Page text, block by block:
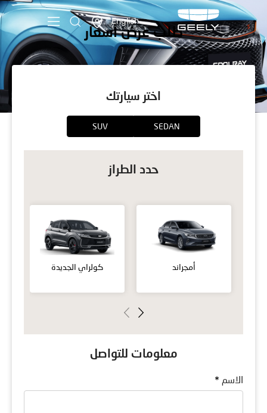
English
‏طلب عرض أسعار
اختر سيارتك
SEDAN
SUV
حدد الطراز
أمجراند كولراي الجديدة
معلومات للتواصل
الاسم *